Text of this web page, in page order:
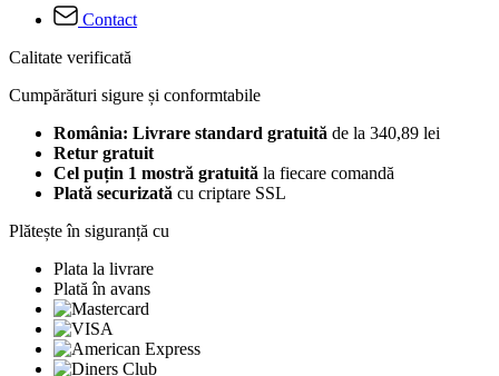
Contact
Calitate verificată
Cumpărături sigure și conformtabile
România: Livrare standard gratuită de la 340,89 lei
Retur gratuit
Cel puțin 1 mostră gratuită la fiecare comandă
Plată securizată cu criptare SSL
Plătește în siguranță cu
Plata la livrare
Plată în avans